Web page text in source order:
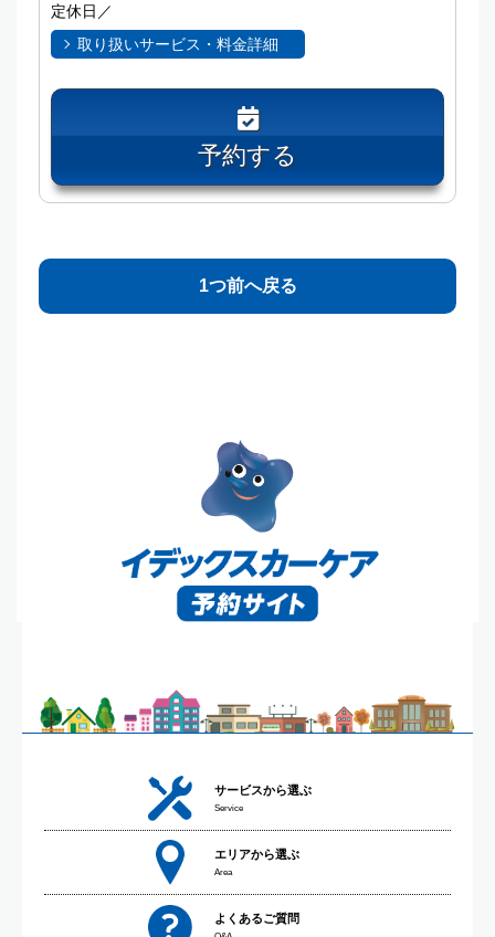
定休日／
取り扱いサービス・料金詳細
予約する
1つ前へ戻る
サービスから選ぶ
Service
エリアから選ぶ
Area
よくあるご質問